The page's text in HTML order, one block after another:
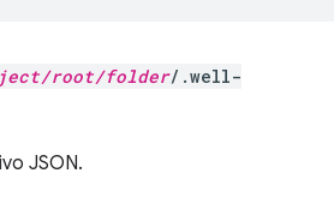
root/folder/.well-
JSON.